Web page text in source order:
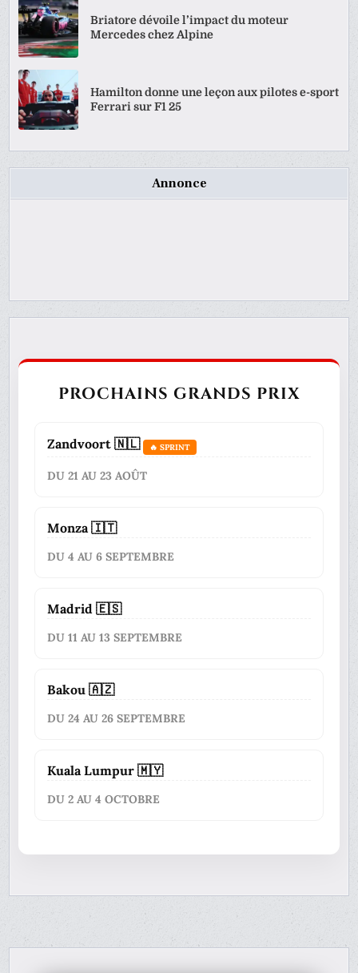
Briatore dévoile l’impact du moteur
Mercedes chez Alpine
Hamilton donne une leçon aux pilotes e-sport
Ferrari sur F1 25
Annonce
PROCHAINS GRANDS PRIX
Zandvoort 🇳🇱 🔥 SPRINT
DU 21 AU 23 AOÛT
Monza 🇮🇹
DU 4 AU 6 SEPTEMBRE
Madrid 🇪🇸
DU 11 AU 13 SEPTEMBRE
Bakou 🇦🇿
DU 24 AU 26 SEPTEMBRE
Kuala Lumpur 🇲🇾
DU 2 AU 4 OCTOBRE